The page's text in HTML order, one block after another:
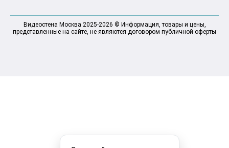
Видеостена Москва 2025-2026 © Информация, товары и цены,
представленные на сайте, не являются договором публичной оферты